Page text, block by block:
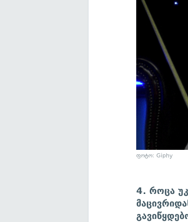
ფოტო: Giphy
4. როცა